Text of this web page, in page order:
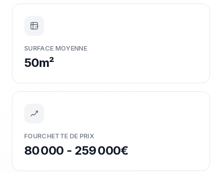
m²
SURFACE MOYENNE
50m²
FOURCHETTE DE PRIX
80 000 - 259 000€